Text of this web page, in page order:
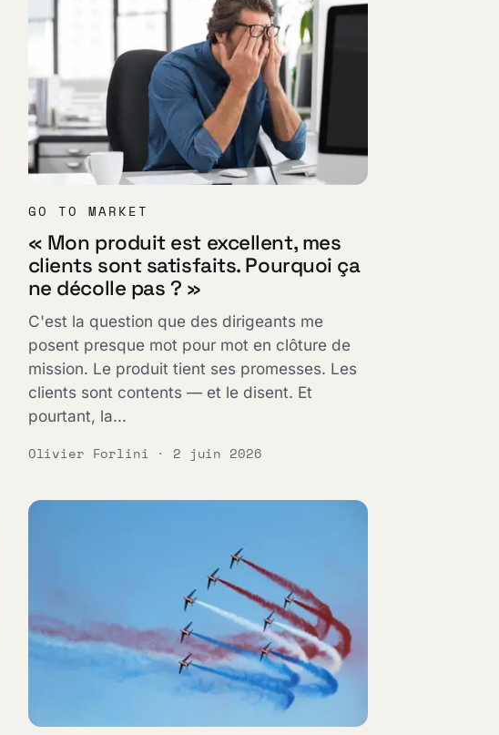
GO TO MARKET
« Mon produit est excellent, mes
clients sont satisfaits. Pourquoi ça
ne décolle pas ? »
C'est la question que des dirigeants me
posent presque mot pour mot en clôture de
mission. Le produit tient ses promesses. Les
clients sont contents — et le disent. Et
pourtant, la…
Olivier Forlini · 2 juin 2026